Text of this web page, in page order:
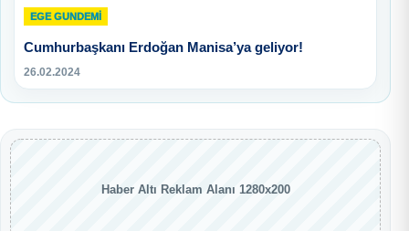
EGE GUNDEMİ
Cumhurbaşkanı Erdoğan Manisa’ya geliyor!
26.02.2024
Haber Altı Reklam Alanı 1280x200